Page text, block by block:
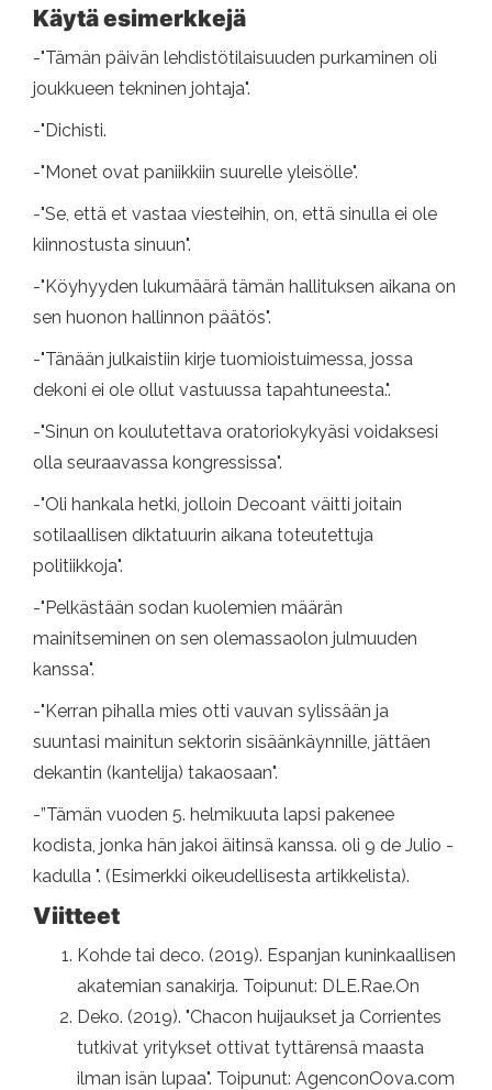
Käytä esimerkkejä
-"Tämän päivän lehdistötilaisuuden purkaminen oli
joukkueen tekninen johtaja".
-"Dichisti.
-"Monet ovat paniikkiin suurelle yleisölle".
-"Se, että et vastaa viesteihin, on, että sinulla ei ole
kiinnostusta sinuun".
-"Köyhyyden lukumäärä tämän hallituksen aikana on
sen huonon hallinnon päätös".
-"Tänään julkaistiin kirje tuomioistuimessa, jossa
dekoni ei ole ollut vastuussa tapahtuneesta.".
-"Sinun on koulutettava oratoriokykyäsi voidaksesi
olla seuraavassa kongressissa".
-"Oli hankala hetki, jolloin Decoant väitti joitain
sotilaallisen diktatuurin aikana toteutettuja
politiikkoja".
-"Pelkästään sodan kuolemien määrän
mainitseminen on sen olemassaolon julmuuden
kanssa".
-"Kerran pihalla mies otti vauvan sylissään ja
suuntasi mainitun sektorin sisäänkäynnille, jättäen
dekantin (kantelija) takaosaan".
-”Tämän vuoden 5. helmikuuta lapsi pakenee
kodista, jonka hän jakoi äitinsä kanssa. oli 9 de Julio -
kadulla ". (Esimerkki oikeudellisesta artikkelista).
Viitteet
Kohde tai deco. (2019). Espanjan kuninkaallisen
akatemian sanakirja. Toipunut: DLE.Rae.On
Deko. (2019). "Chacon huijaukset ja Corrientes
tutkivat yritykset ottivat tyttärensä maasta
ilman isän lupaa". Toipunut: AgenconOova.com